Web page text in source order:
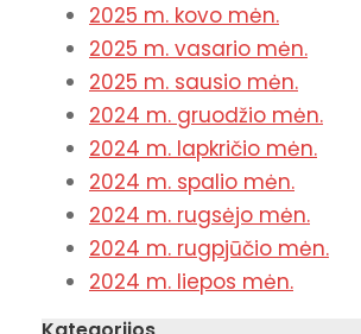
2025 m. kovo mėn.
2025 m. vasario mėn.
2025 m. sausio mėn.
2024 m. gruodžio mėn.
2024 m. lapkričio mėn.
2024 m. spalio mėn.
2024 m. rugsėjo mėn.
2024 m. rugpjūčio mėn.
2024 m. liepos mėn.